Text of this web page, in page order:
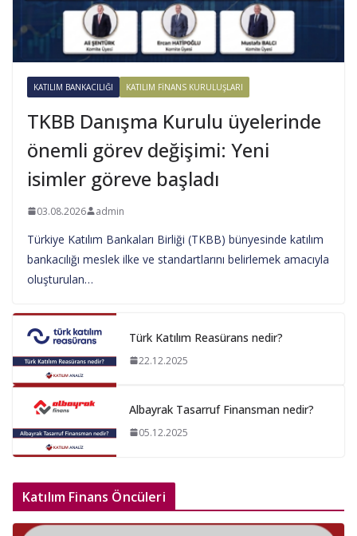
KATILIM BANKACILIĞI KATILIM FINANS KURULUŞLARI
TKBB Danışma Kurulu üyelerinde
önemli görev değişimi: Yeni
isimler göreve başladı
03.08.2026 admin
Türkiye Katılım Bankaları Birliği (TKBB) bünyesinde katılım
bankacılığı meslek ilke ve standartlarını belirlemek amacıyla
oluşturulan…
Türk Katılım Reasürans nedir?
22.12.2025
Albayrak Tasarruf Finansman nedir?
05.12.2025
Katılım Finans Öncüleri